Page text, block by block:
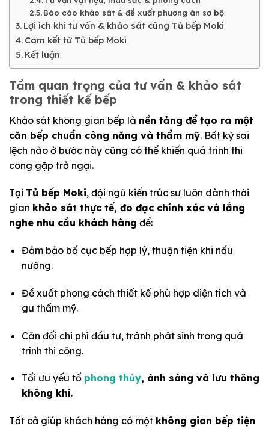
Báo cáo khảo sát & đề xuất phương án sơ bộ
Lợi ích khi tư vấn & khảo sát cùng Tủ bếp Moki
Cam kết từ Tủ bếp Moki
Kết luận
Tầm quan trọng của tư vấn & khảo sát
trong thiết kế bếp
Khảo sát không gian bếp là nền tảng để tạo ra một
căn bếp chuẩn công năng và thẩm mỹ. Bất kỳ sai
lệch nào ở bước này cũng có thể khiến quá trình thi
công gặp trở ngại.
Tại Tủ bếp Moki, đội ngũ kiến trúc sư luôn dành thời
gian khảo sát thực tế, đo đạc chính xác và lắng
nghe nhu cầu khách hàng để:
Đảm bảo bố cục bếp hợp lý, thuận tiện khi nấu
nướng.
Đề xuất phong cách thiết kế phù hợp diện tích và
gu thẩm mỹ.
Cân đối chi phí đầu tư, tránh phát sinh trong quá
trình thi công.
Tối ưu yếu tố phong thủy, ánh sáng và lưu thông
không khí.
Tất cả giúp khách hàng có một không gian bếp tiện